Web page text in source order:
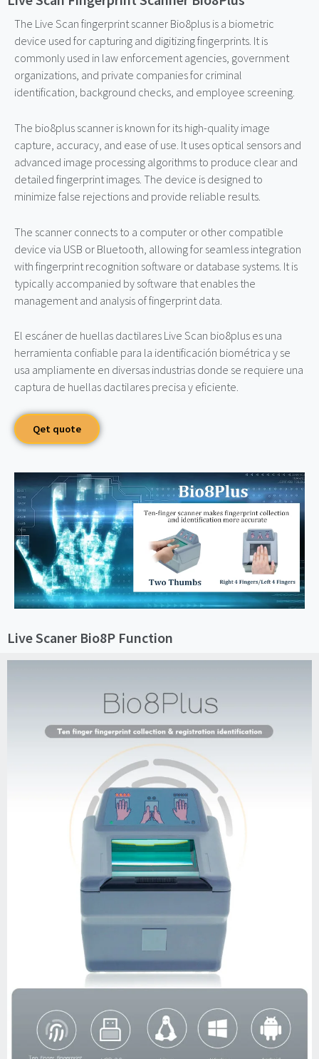
The Live Scan fingerprint scanner Bio8plus is a biometric
device used for capturing and digitizing fingerprints. It is
commonly used in law enforcement agencies, government
organizations, and private companies for criminal
identification, background checks, and employee screening.
The bio8plus scanner is known for its high-quality image
capture, accuracy, and ease of use. It uses optical sensors and
advanced image processing algorithms to produce clear and
detailed fingerprint images. The device is designed to
minimize false rejections and provide reliable results.
The scanner connects to a computer or other compatible
device via USB or Bluetooth, allowing for seamless integration
with fingerprint recognition software or database systems. It is
typically accompanied by software that enables the
management and analysis of fingerprint data.
El escáner de huellas dactilares Live Scan bio8plus es una
herramienta confiable para la identificación biométrica y se
usa ampliamente en diversas industrias donde se requiere una
captura de huellas dactilares precisa y eficiente.
Qet quote
Live Scaner Bio8P Function